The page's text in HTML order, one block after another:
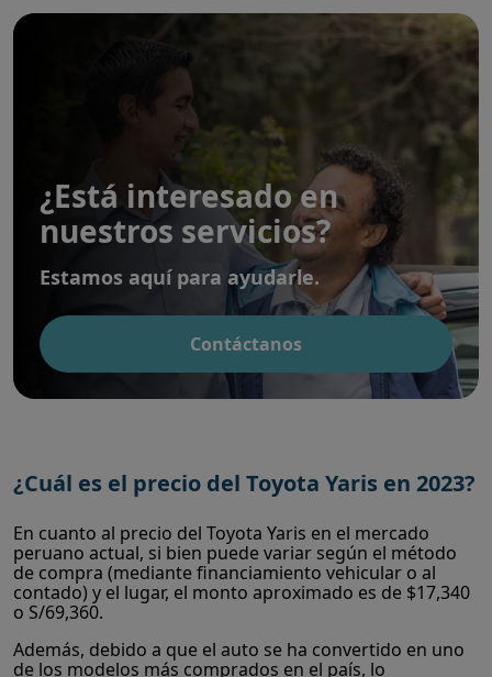
¿Está interesado en
nuestros servicios?
Estamos aquí para ayudarle.
Contáctanos
¿Cuál es el precio del Toyota Yaris en 2023?
En cuanto al precio del Toyota Yaris en el mercado
peruano actual, si bien puede variar según el método
de compra (mediante financiamiento vehicular o al
contado) y el lugar, el monto aproximado es de $17,340
o S/69,360.
Además, debido a que el auto se ha convertido en uno
de los modelos más comprados en el país, lo